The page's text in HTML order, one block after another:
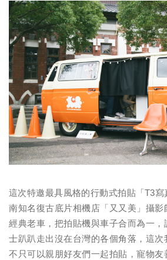
這次特邀最具風格的行動式拍貼「T3
南知名復古底片相機店「又又美」攝
經典老車，把拍貼機與車子合而為一，
士趴趴走出沒在台灣的各個角落，這次
不只可以親朋好友們一起拍貼，寵物友